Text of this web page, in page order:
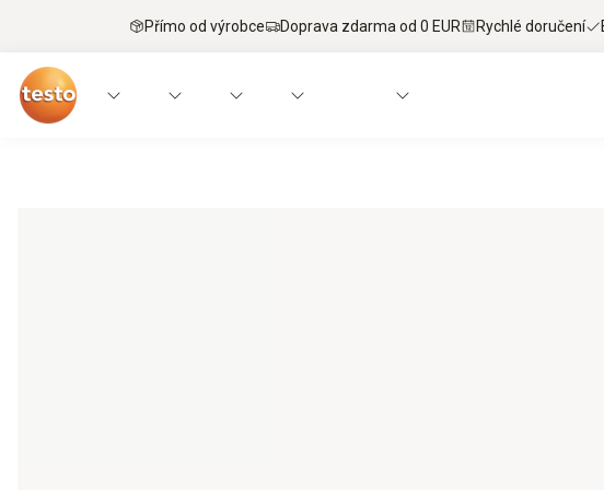
Přímo od výrobce Doprava zdarma od 0 EUR Rychlé doručení